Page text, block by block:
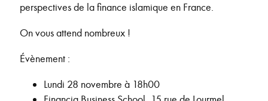
perspectives de la finance islamique en France.
On vous attend nombreux !
Évènement :
Lundi 28 novembre à 18h00